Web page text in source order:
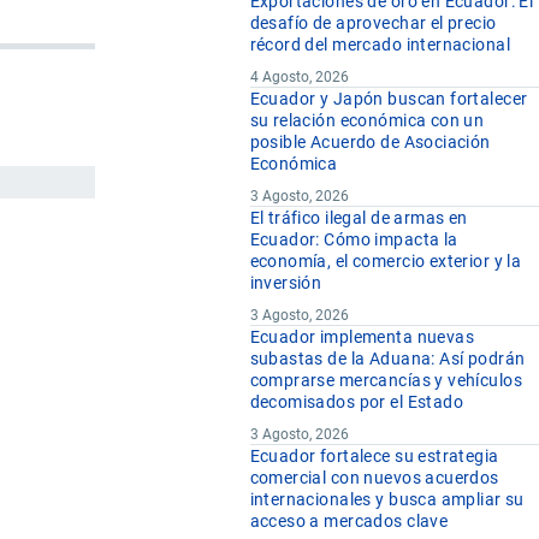
desafío de aprovechar el precio
récord del mercado internacional
4 Agosto, 2026
Ecuador y Japón buscan fortalecer
su relación económica con un
posible Acuerdo de Asociación
Económica
3 Agosto, 2026
El tráfico ilegal de armas en
Ecuador: Cómo impacta la
economía, el comercio exterior y la
inversión
3 Agosto, 2026
Ecuador implementa nuevas
subastas de la Aduana: Así podrán
comprarse mercancías y vehículos
decomisados por el Estado
3 Agosto, 2026
Ecuador fortalece su estrategia
comercial con nuevos acuerdos
internacionales y busca ampliar su
acceso a mercados clave